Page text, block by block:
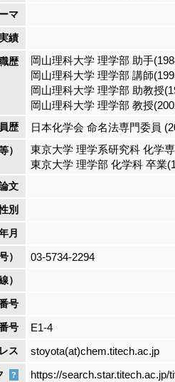
マ
績
歴
岡山理科大学 理学部 助手
岡山理科大学 理学部 講師
岡山理科大学 理学部 助教授
岡山理科大学 理学部 教授
歴 日本化学会 命名法専門委員
）
東京大学 理学系研究科 化学
東京大学 理学部 化学科 卒業
文
別
月
） 03-5734-2294
）
号
号 E1-4
ス stoyota(at)chem.titech.ac.jp
? https://search.star.titech.ac.jp/